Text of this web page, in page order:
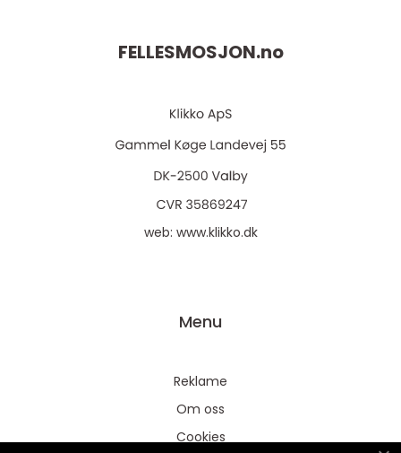
FELLESMOSJON.no
web: www.klikko.dk
Menu
Reklame
Om oss
Cookies